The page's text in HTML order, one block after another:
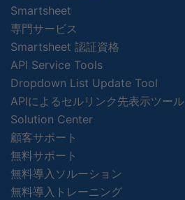
Smartsheet
専門サービス
Smartsheet 認証資格
API Service Tools
Dropdown List Update Tool
APIによるセルリンク先表示ツール
Solution Center
顧客サポート
無料サポート
無料導入ソルーション
無料導入トレーニング